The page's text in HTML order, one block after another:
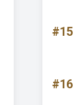
#15
#16